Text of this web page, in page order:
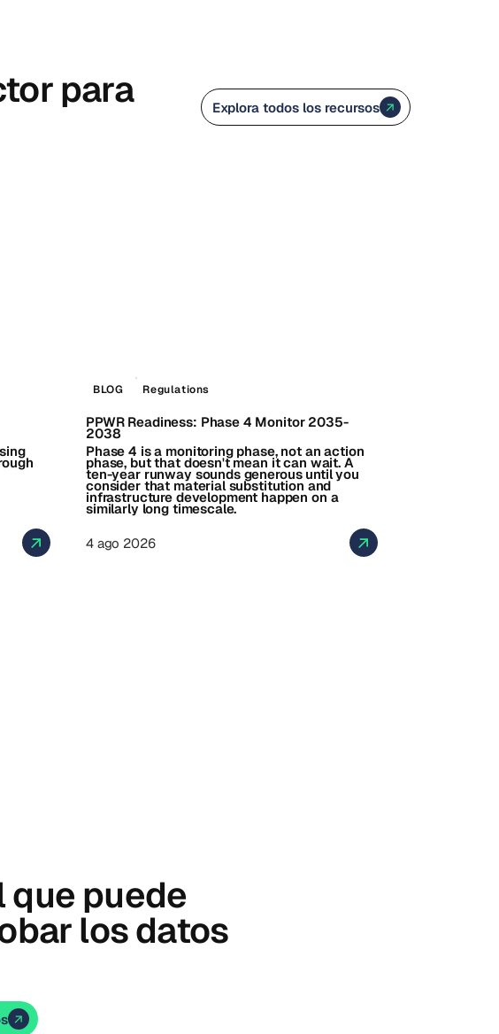
para Explora todos los recursos
BLOG Regulations
PPWR Readiness: Phase 4 Monitor 2035-
2038
Phase 4 is a monitoring phase, not an action
phase, but that doesn't mean it can wait. A
ten-year runway sounds generous until you
consider that material substitution and
infrastructure development happen on a
similarly long timescale.
4 ago 2026
que puede
los datos